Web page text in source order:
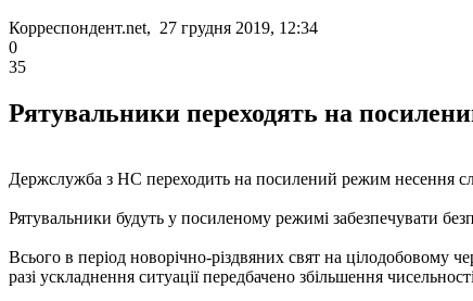
Корреспондент.net, 27 грудня 2019, 12:34
0
35
Рятувальники переходять на
Держслужба з НС переходить на посилений режим несення
Рятувальники будуть у посиленому режимі забезпечувати
Всього в період новорічно-різдвяних свят на цілодобовому
разі ускладнення ситуації передбачено збільшення